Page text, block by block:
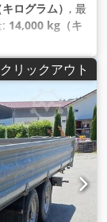
ログラム） , 最
14,000 kg（キ
:285 /70 R19,5,
イズ: 285 /70
（アンチロッ
,
クリックアウト